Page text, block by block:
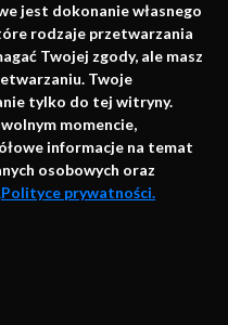
jest dokonanie własnego
rodzaje przetwarzania
Twojej zgody, ale masz
Twoje
tylko do tej witryny.
momencie,
informacje na temat
osobowych oraz
prywatności.
2
338b